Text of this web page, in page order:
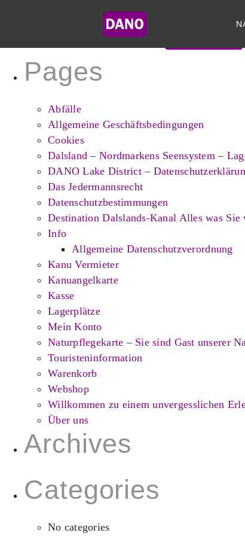
Pages
Abfälle
Allgemeine Geschäftsbedingungen
Cookies
Dalsland – Nordmarkens Seensystem –
DANO Lake District –
Das Jedermannsrecht
Datenschutzbestimmungen
Destination Dalslands-Kanal Alles was Sie
Info
Allgemeine Datenschutzverordnung
Kanu Vermieter
Kanuangelkarte
Kasse
Lagerplätze
Mein Konto
Naturpflegekarte – Sie sind Gast unserer
Touristeninformation
Warenkorb
Webshop
Willkommen zu einem unvergesslichen
Über uns
Archives
Categories
No categories